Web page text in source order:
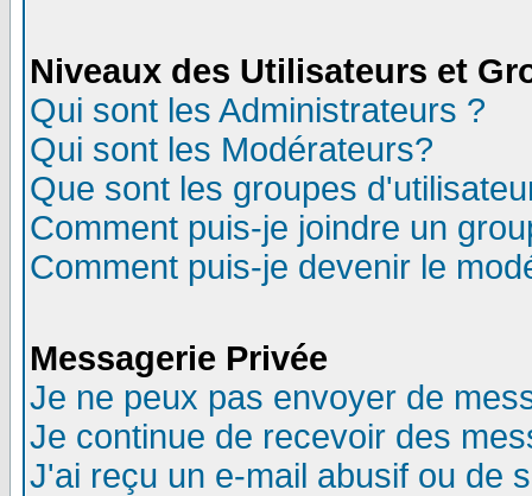
Niveaux des Utilisateurs et
Qui sont les Administrateurs ?
Qui sont les Modérateurs?
Que sont les groupes
Comment puis-je joindre un
Comment puis-je devenir le
Messagerie Privée
Je ne peux pas envoyer de
Je continue de recevoir des
J'ai reçu un e-mail abusif ou de